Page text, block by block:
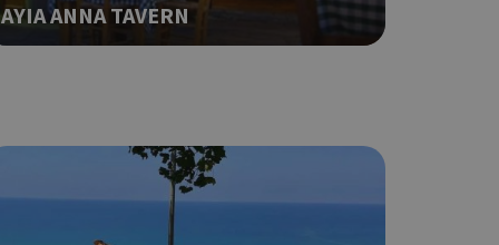
AYIA ANNA TAVERN
Google
push down
δηλαδή να
στον χρήστη